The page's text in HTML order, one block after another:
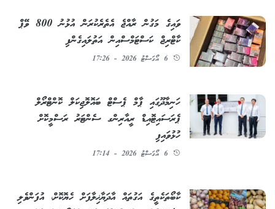
ވައިގެ މަގުން ރާއްޖެ އެތެރެކުރަން އުޅުނު 800 ވޭޕް
ކާޓްރިޖް ކަސްޓަމްސްއިން އަތުލައިގެންފި
6 އޯގަސްޓު 2026 - 17:26
ހަނިމާދޫގައި ޕާމް ޕެސްޓް ބައޮލޮޖިކަލް ކޮންޓްރޯލް
ޕެރަސައިޓޮއިޑް ރީއާރިންގ ސެންޓަރު ރަސްމީކޮށް
ހުޅުވައިފި
6 އޯގަސްޓު 2026 - 17:14
ކާބޯތަކެތީގެ އަގުތައް އާދަޔާޚިލާފަށް ހެޔޮކޮށް، އުފަންވެލި